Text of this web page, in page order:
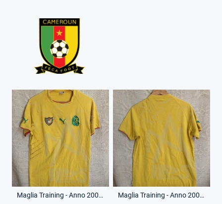
Maglia Training - Anno 2004 - (Fronte) Maglia Training - Anno 2004 - (Retro)